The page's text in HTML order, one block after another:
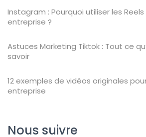
Instagram : Pourquoi utiliser les
entreprise ?
Astuces Marketing Tiktok : Tout ce
savoir
12 exemples de vidéos originales
entreprise
Nous suivre